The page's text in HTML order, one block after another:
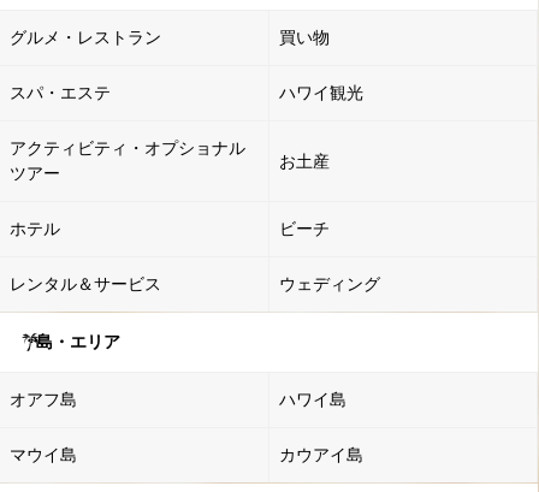
グルメ・レストラン 買い物
スパ・エステ ハワイ観光
アクティビティ・オプショナル
ツアー
お土産
ホテル ビーチ
レンタル＆サービス ウェディング
島・エリア
オアフ島 ハワイ島
マウイ島 カウアイ島